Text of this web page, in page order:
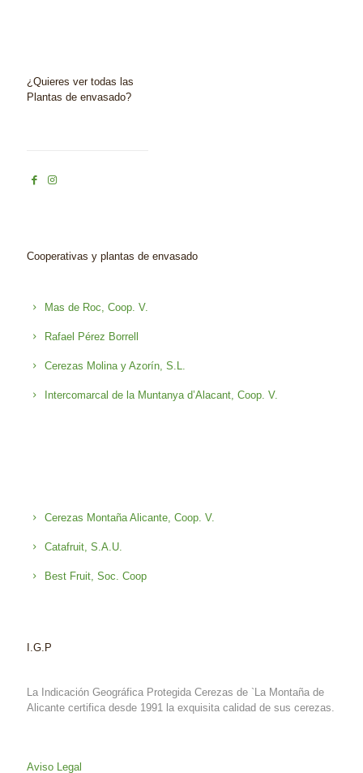
¿Quieres ver todas las
Plantas de envasado?
Cooperativas y plantas de envasado
Mas de Roc, Coop. V.
Rafael Pérez Borrell
Cerezas Molina y Azorín, S.L.
Intercomarcal de la Muntanya d’Alacant, Coop. V.
Cerezas Montaña Alicante, Coop. V.
Catafruit, S.A.U.
Best Fruit, Soc. Coop
I.G.P
La Indicación Geográfica Protegida Cerezas de `La Montaña de
Alicante certifica desde 1991 la exquisita calidad de sus cerezas.
Aviso Legal